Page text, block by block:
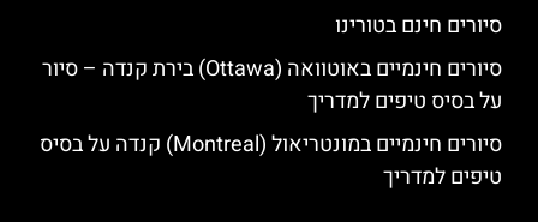
סיורים חינם בטורינו
סיורים חינמיים באוטוואה (Ottawa) בירת קנדה – סיור
על בסיס טיפים למדריך
סיורים חינמיים במונטריאול (Montreal) קנדה על בסיס
טיפים למדריך